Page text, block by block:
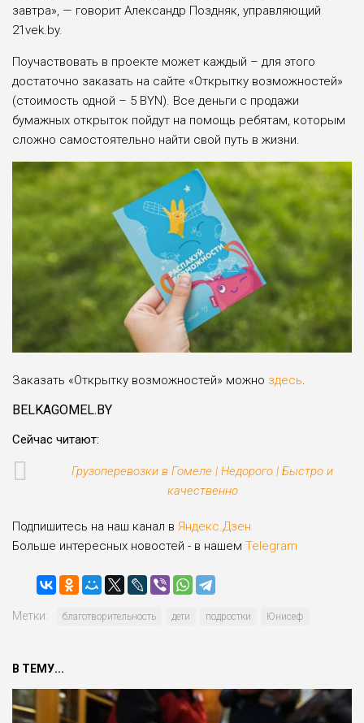
завтра», — говорит Александр Поздняк, управляющий
21vek.by.
Поучаствовать в проекте может каждый – для этого
достаточно заказать на сайте «Открытку возможностей»
(стоимость одной – 5 BYN). Все деньги с продажи
бумажных открыток пойдут на помощь ребятам, которым
сложно самостоятельно найти свой путь в жизни.
Заказать «Открытку возможностей» можно здесь.
BELKAGOMEL.BY
Сейчас читают:
Грузоперевозки в Гомеле | Недорого | Быстро и
качественно
Подпишитесь на наш канал в Яндекс.Дзен
Больше интересных новостей - в нашем Telegram
Метки: благотворительность дети подростки Юнисеф
В ТЕМУ...